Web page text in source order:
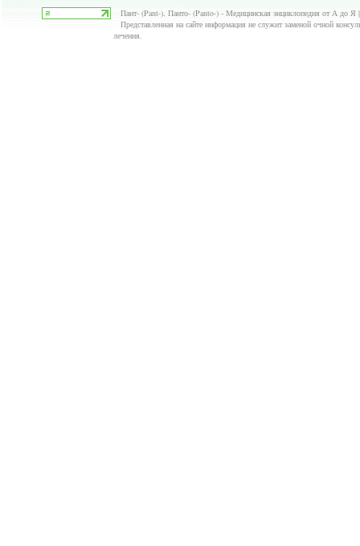
Пант- (Pant-), Панто- (Panto-) - Медицинская энциклопедия от А до Я |
Представленная на сайте информация не служит заменой очной
лечения.